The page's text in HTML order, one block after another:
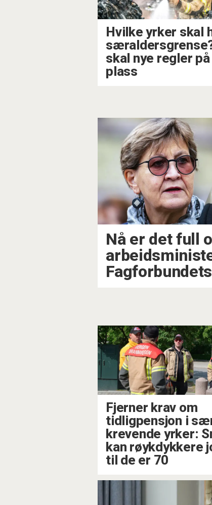
Hvilke yrker skal
skal nye regler på
plass
Nå er det full
Fjerner krav om
tidligpensjon i
krevende yrker:
kan røykdykkere
til de er 70